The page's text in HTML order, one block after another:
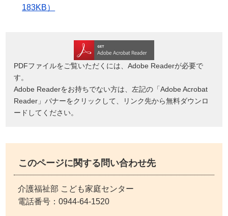
183KB）
PDFファイルをご覧いただくには、Adobe Readerが必要で
す。
Adobe Readerをお持ちでない方は、左記の「Adobe Acrobat
Reader」バナーをクリックして、リンク先から無料ダウンロ
ードしてください。
このページに関する問い合わせ先
介護福祉部 こども家庭センター
電話番号：0944-64-1520